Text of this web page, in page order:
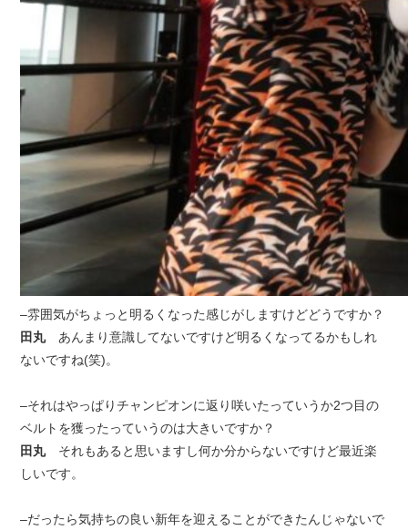
–雰囲気がちょっと明るくなった感じがしますけどどうですか？
田丸 あんまり意識してないですけど明るくなってるかもしれ
ないですね(笑)。
–それはやっぱりチャンピオンに返り咲いたっていうか2つ目の
ベルトを獲ったっていうのは大きいですか？
田丸 それもあると思いますし何か分からないですけど最近楽
しいです。
–だったら気持ちの良い新年を迎えることができたんじゃないで